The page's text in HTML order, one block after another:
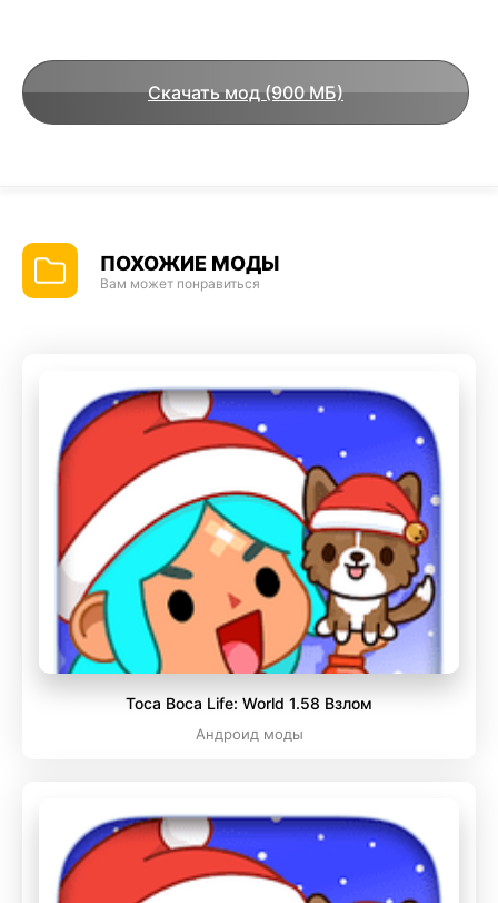
Скачать мод (900 МБ)
ПОХОЖИЕ МОДЫ
Вам может понравиться
Toca Boca Life: World 1.58 Взлом
Андроид моды